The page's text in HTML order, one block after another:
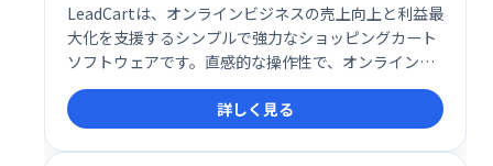
LeadCartは、オンラインビジネスの売上向上と利益最
大化を支援するシンプルで強力なショッピングカート
ソフトウェアです。直感的な操作性で、オンライン起
業家の皆様が効率的に商品販売を行い、ビジネスを成
長させるお手伝いをします。
詳しく見る